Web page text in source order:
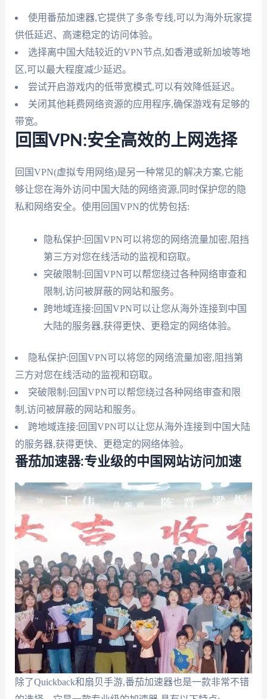
使用番茄加速器,它提供了多条专线,可以为海外玩家提
供低延迟、高速稳定的访问体验。
选择离中国大陆较近的VPN节点,如香港或新加坡等地
区,可以最大程度减少延迟。
尝试开启游戏内的低带宽模式,可以有效降低延迟。
关闭其他耗费网络资源的应用程序,确保游戏有足够的
带宽。
回国VPN:安全高效的上网选择
回国VPN(虚拟专用网络)是另一种常见的解决方案,它能
够让您在海外访问中国大陆的网络资源,同时保护您的隐
私和网络安全。使用回国VPN的优势包括:
隐私保护:回国VPN可以将您的网络流量加密,阻挡
第三方对您在线活动的监视和窃取。
突破限制:回国VPN可以帮您绕过各种网络审查和
限制,访问被屏蔽的网站和服务。
跨地域连接:回国VPN可以让您从海外连接到中国
大陆的服务器,获得更快、更稳定的网络体验。
隐私保护:回国VPN可以将您的网络流量加密,阻挡第
三方对您在线活动的监视和窃取。
突破限制:回国VPN可以帮您绕过各种网络审查和限
制,访问被屏蔽的网站和服务。
跨地域连接:回国VPN可以让您从海外连接到中国大陆
的服务器,获得更快、更稳定的网络体验。
番茄加速器:专业级的中国网站访问加速
除了Quickback和扇贝手游,番茄加速器也是一款非常不错